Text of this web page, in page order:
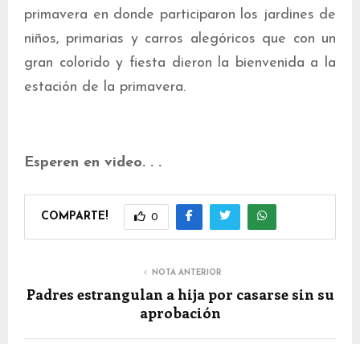
primavera en donde participaron los jardines de
niños, primarias y carros alegóricos que con un
gran colorido y fiesta dieron la bienvenida a la
estación de la primavera.
Esperen en video. . .
COMPARTE! 0
NOTA ANTERIOR
Padres estrangulan a hija por casarse sin su
aprobación